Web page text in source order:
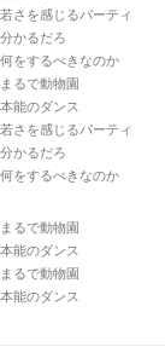
若さを感じるパーティ
分かるだろ
何をするべきなのか
まるで動物園
本能のダンス
若さを感じるパーティ
分かるだろ
何をするべきなのか
まるで動物園
本能のダンス
まるで動物園
本能のダンス